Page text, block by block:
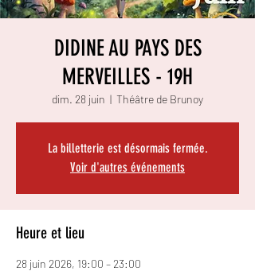
DIDINE AU PAYS DES
MERVEILLES - 19H
dim. 28 juin
  |
Théâtre de Brunoy
La billetterie est désormais fermée.
Voir d'autres événements
Heure et lieu
28 juin 2026, 19:00 – 23:00